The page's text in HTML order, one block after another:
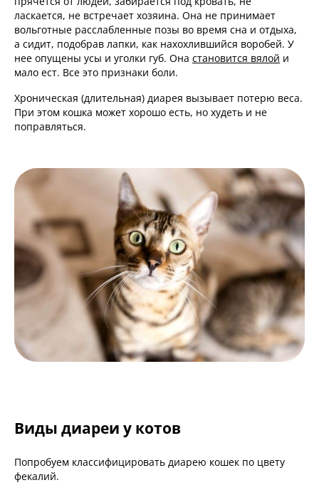
ласкается, не встречает хозяина. Она не принимает
вольготные расслабленные позы во время сна и отдыха,
а сидит, подобрав лапки, как нахохлившийся воробей. У
нее опущены усы и уголки губ. Она становится вялой и
мало ест. Все это признаки боли.
Хроническая (длительная) диарея вызывает потерю веса.
При этом кошка может хорошо есть, но худеть и не
поправляться.
Виды диареи у котов
Попробуем классифицировать диарею кошек по цвету
фекалий.